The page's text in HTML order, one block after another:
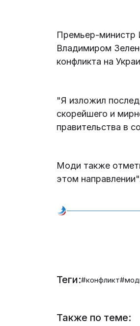
Премьер-министр
Владимиром
конфликта на
"Я изложил
скорейшего и
правительства в
Моди также
этом
Теги:#конфликт
Также по теме: